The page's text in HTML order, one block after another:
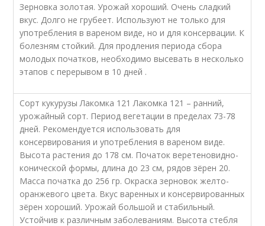
Зерновка золотая. Урожай хороший. Очень сладкий
вкус. Долго не грубеет. Используют не только для
употребления в вареном виде, но и для консервации. К
болезням стойкий. Для продления периода сбора
молодых початков, необходимо высевать в несколько
этапов с перерывом в 10 дней .
Сорт кукурузы Лакомка 121 Лакомка 121 – ранний,
урожайный сорт. Период вегетации в пределах 73-78
дней. Рекомендуется использовать для
консервирования и употребления в вареном виде.
Высота растения до 178 см. Початок веретеновидно-
конической формы, длина до 23 см, рядов зёрен 20.
Масса початка до 256 гр. Окраска зерновок желто-
оранжевого цвета. Вкус варенных и консервированных
зёрен хороший. Урожай большой и стабильный.
Устойчив к различным заболеваниям. Высота стебля